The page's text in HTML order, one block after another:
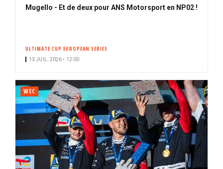
Mugello - Et de deux pour ANS Motorsport en NP02 !
ULTIMATE CUP EUROPEAN SERIES
13 JUIL. 2026 • 12:00
WEC